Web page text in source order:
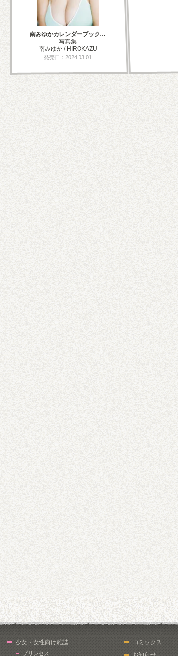
南みゆかカレンダーブック…
写真集
南みゆか / HIROKAZU
発売日：2024.03.01
少女・女性向け雑誌
プリンセス
コミックス
お知らせ